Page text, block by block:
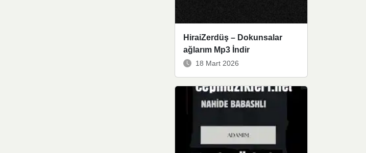
HiraiZerdüş – Dokunsalar
ağlarım Mp3 İndir
18 Mart 2026